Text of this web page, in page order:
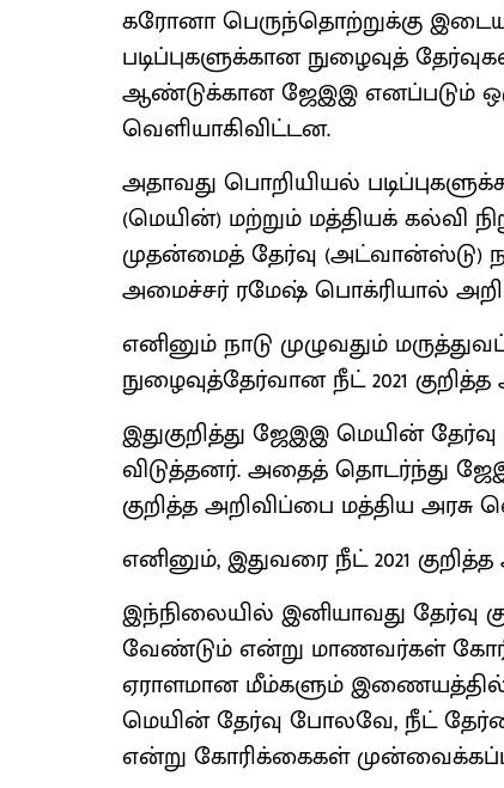
கரோனா பெருந்தொற்றுக்கு
படிப்புகளுக்கான நுழைவுத்
ஆண்டுக்கான ஜேஇஇ எனப்படும்
வெளியாகிவிட்டன.
அதாவது பொறியியல்
(மெயின்) மற்றும் மத்தியக் கல்வி
முதன்மைத் தேர்வு (அட்வான்ஸ்டு)
அமைச்சர் ரமேஷ் பொக்ரியால்
எனினும் நாடு முழுவதும்
நுழைவுத்தேர்வான நீட் 2021
இதுகுறித்து ஜேஇஇ மெயின்
விடுத்தனர். அதைத் தொடர்ந்து
குறித்த அறிவிப்பை மத்திய அரசு
எனினும், இதுவரை நீட் 2021
இந்நிலையில் இனியாவது தேர்வு
வேண்டும் என்று மாணவர்கள்
ஏராளமான மீம்களும் இணையத்தில்
மெயின் தேர்வு போலவே, நீட்
என்று கோரிக்கைகள்